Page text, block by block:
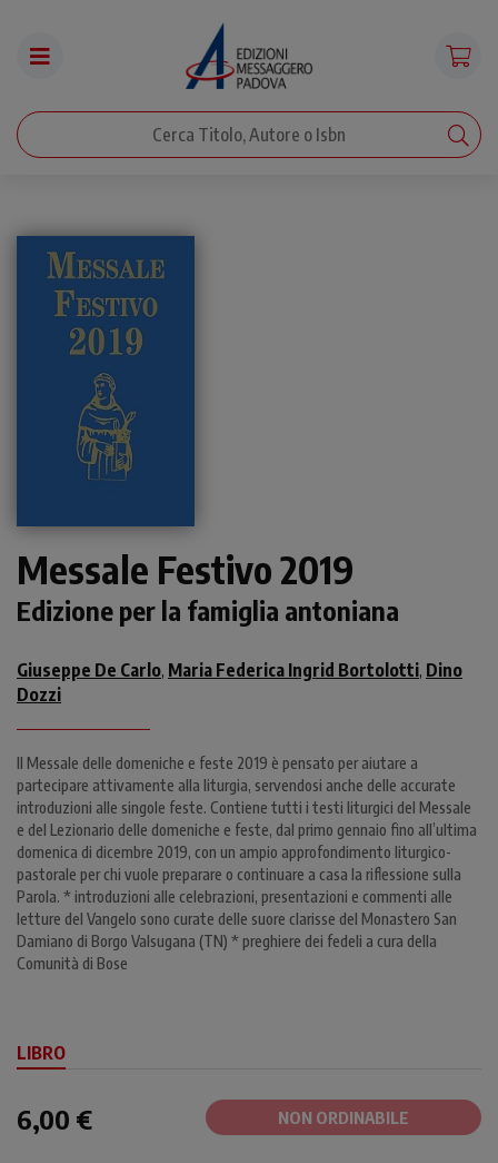
Messale Festivo 2019
Edizione per la famiglia antoniana
Giuseppe De Carlo, Maria Federica Ingrid Bortolotti, Dino
Dozzi
Il Messale delle domeniche e feste 2019 è pensato per aiutare a
partecipare attivamente alla liturgia, servendosi anche delle accurate
introduzioni alle singole feste. Contiene tutti i testi liturgici del Messale
e del Lezionario delle domeniche e feste, dal primo gennaio fino all’ultima
domenica di dicembre 2019, con un ampio approfondimento liturgico-
pastorale per chi vuole preparare o continuare a casa la riflessione sulla
Parola. * introduzioni alle celebrazioni, presentazioni e commenti alle
letture del Vangelo sono curate delle suore clarisse del Monastero San
Damiano di Borgo Valsugana (TN) * preghiere dei fedeli a cura della
Comunità di Bose
LIBRO
6,00 € NON ORDINABILE